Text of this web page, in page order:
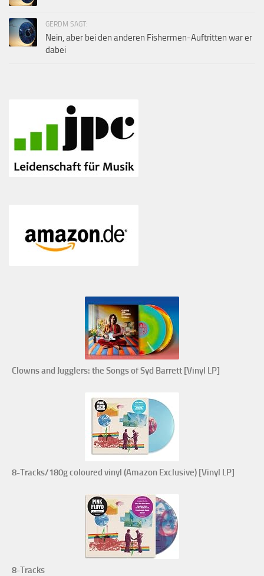
GERDM SAGT:
Nein, aber bei den anderen Fishermen-Auftritten war er
dabei
Clowns and Jugglers: the Songs of Syd Barrett [Vinyl LP]
8-Tracks/180g coloured vinyl (Amazon Exclusive) [Vinyl LP]
8-Tracks